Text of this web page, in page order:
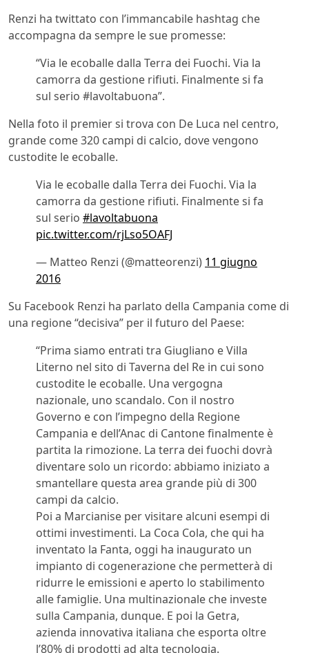
Renzi ha twittato con l’immancabile hashtag che
accompagna da sempre le sue promesse:
“Via le ecoballe dalla Terra dei Fuochi. Via la
camorra da gestione rifiuti. Finalmente si fa
sul serio #lavoltabuona”.
Nella foto il premier si trova con De Luca nel centro,
grande come 320 campi di calcio, dove vengono
custodite le ecoballe.
Via le ecoballe dalla Terra dei Fuochi. Via la
camorra da gestione rifiuti. Finalmente si fa
sul serio #lavoltabuona
pic.twitter.com/rjLso5OAFJ
— Matteo Renzi (@matteorenzi) 11 giugno
2016
Su Facebook Renzi ha parlato della Campania come di
una regione “decisiva” per il futuro del Paese:
“Prima siamo entrati tra Giugliano e Villa
Literno nel sito di Taverna del Re in cui sono
custodite le ecoballe. Una vergogna
nazionale, uno scandalo. Con il nostro
Governo e con l’impegno della Regione
Campania e dell’Anac di Cantone finalmente è
partita la rimozione. La terra dei fuochi dovrà
diventare solo un ricordo: abbiamo iniziato a
smantellare questa area grande più di 300
campi da calcio.
Poi a Marcianise per visitare alcuni esempi di
ottimi investimenti. La Coca Cola, che qui ha
inventato la Fanta, oggi ha inaugurato un
impianto di cogenerazione che permetterà di
ridurre le emissioni e aperto lo stabilimento
alle famiglie. Una multinazionale che investe
sulla Campania, dunque. E poi la Getra,
azienda innovativa italiana che esporta oltre
l’80% di prodotti ad alta tecnologia.